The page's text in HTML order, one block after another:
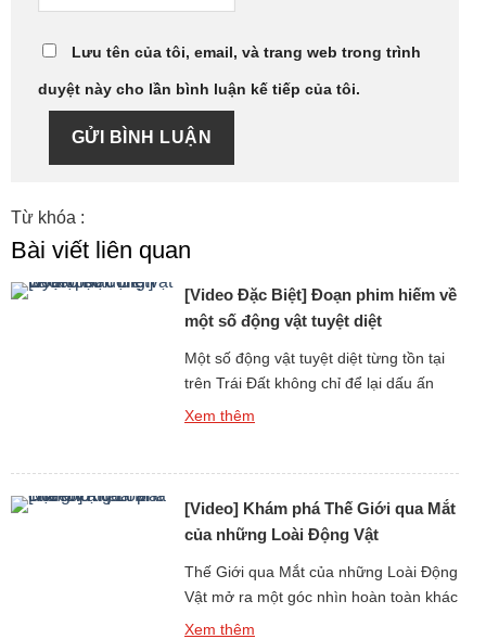
Lưu tên của tôi, email, và trang web trong trình
duyệt này cho lần bình luận kế tiếp của tôi.
GỬI BÌNH LUẬN
Từ khóa :
Bài viết liên quan
[Video Đặc Biệt] Đoạn phim hiếm về
một số động vật tuyệt diệt
Một số động vật tuyệt diệt từng tồn tại
trên Trái Đất không chỉ để lại dấu ấn
qua hóa thạch hay hình ảnh phục
hiếm, mô phỏng khoa học […]
Xem thêm
[Video] Khám phá Thế Giới qua Mắt
của những Loài Động Vật
Thế Giới qua Mắt của những Loài Động
Vật mở ra một góc nhìn hoàn toàn khác
biệt, không chỉ về thị giác mà còn về
Xem thêm